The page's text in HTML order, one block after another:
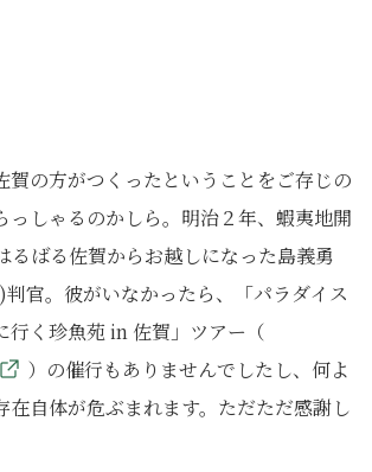
賀の方がつくったということをご存じの
っしゃるのかしら。明治２年、蝦夷地開
るばる佐賀からお越しになった島義勇
官。彼がいなかったら、「パラダイス
行く珍魚苑 in 佐賀」ツアー（
）の催行もありませんでしたし、何よ
在自体が危ぶまれます。ただただ感謝し